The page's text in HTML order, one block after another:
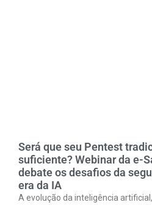
Será que seu Pentest
suficiente? Webinar da e-
debate os desafios da
era da IA
A evolução da inteligência